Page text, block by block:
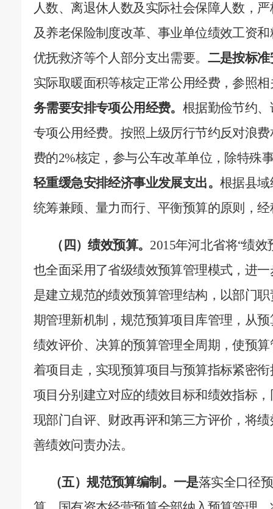
人数、离退休人数及实际社会保障人数，
及养老保险制度改革、事业单位绩效工资
优抚救济等个人部分支出需要。 二是按标
实际取暖面积等核定正常公用经费，参照
务需要安排专项公用经费。 根据勤俭节约
专项公用经费。按照上级厉行节约反对浪
费的2%核定，参与公车改革单位，除特殊
轻重缓急安排经济事业发展支出。 根据县
统筹兼顾、量力而行、平衡预算的原则，
（四）绩效预算。 2015年河北省将“绩
也全面采用了省级绩效预算管理模式，进
是建立规范的绩效预算管理结构，以部门
期管理新机制，规范预算项目库管理，从
绩效评价、决算的预算管理全周期，使预
着项目走，实现预算项目与预算指标紧密
项目分别建立对应的绩效目标和绩效指标
现部门自评、财政再评和第三方评价，将
善绩效问责办法。
（五）规范预算编制。 一是落实全口径